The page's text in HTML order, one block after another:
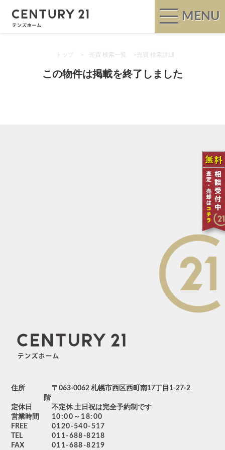
MENU
トップ > 売買 検索一覧 > 売買 検索詳細
この物件は掲載を終了しました
住所
〒063-0062 札幌市西区西町南17丁目1-27-2
階
定休日
不定休 土日祝は完全予約制です
営業時間
10:00～18:00
FREE
0120-540-517
TEL
011-688-8218
FAX
011-688-8219